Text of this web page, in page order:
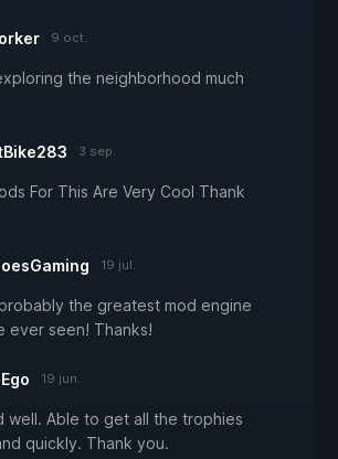
9 oct.
the neighborhood much
3 sep.
For This Are Very Cool Thank
19 jul.
the greatest mod engine
ever seen! Thanks!
19 jun.
well. Able to get all the trophies
quickly. Thank you.